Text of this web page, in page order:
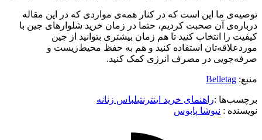
توصیه‌ی ما این است که در کنار همه‌ی مواردی که در این مقاله
درباره‌ی آن صحبت کردیم، حتما در زمان خرید شلوارهای جین با
کیفیت را انتخاب کنید تا هم زمان بیشتری بتوانید از جین
موردعلاقه‌تان استفاده کنید و هم به حفظ محیط‌زیست و
صرفه‌جویی در مصرف انرژی کمک کنید.
منبع: Belletag
برچسب‌ها :راهنمای خرید اینترنتیلباس زنانه
نویسنده :‌ نیوشا پابوس